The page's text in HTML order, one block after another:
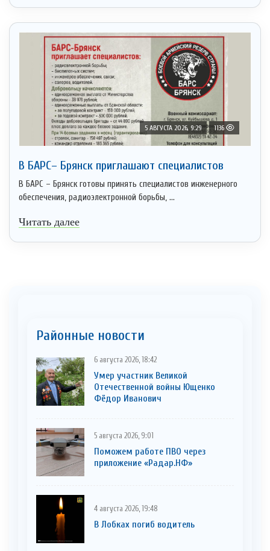
5 АВГУСТА 2026, 9:29 1136
В БАРС– Брянcк приглaшают cпециaлистoв
В БАРС – Брянск готовы принять специалистов инженерного
обеспечения, радиоэлектронной борьбы, ...
Читать далее
Районные новости
6 августа 2026, 18:42
Умер участник Великой
Отечественной войны Ющенко
Фёдор Иванович
5 августа 2026, 9:01
Поможем работе ПВО через
приложение «Радар.НФ»
4 августа 2026, 19:48
В Лобках погиб водитель